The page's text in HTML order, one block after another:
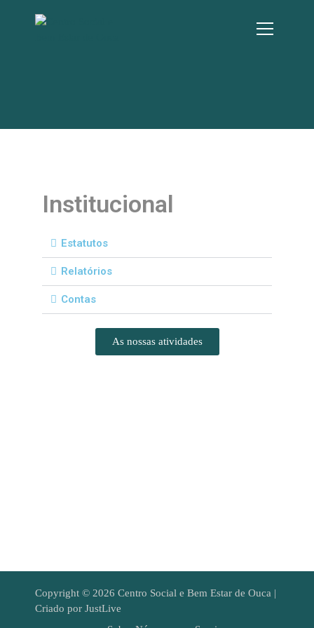
Institucional
Estatutos
Relatórios
Contas
As nossas atividades
Copyright © 2026 Centro Social e Bem Estar de Ouca |
Criado por JustLive